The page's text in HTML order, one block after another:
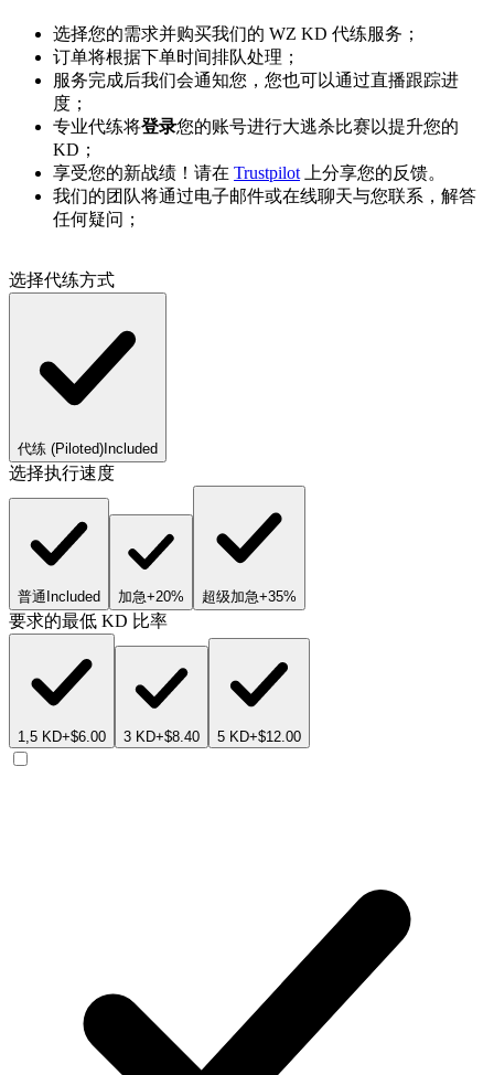
选择您的需求并购买我们的 WZ KD 代练服务；
订单将根据下单时间排队处理；
服务完成后我们会通知您，您也可以通过直播跟踪进
度；
专业代练将登录您的账号进行大逃杀比赛以提升您的
KD；
享受您的新战绩！请在 Trustpilot 上分享您的反馈。
我们的团队将通过电子邮件或在线聊天与您联系，解答
任何疑问；
选择代练方式
代练 (Piloted) Included
选择执行速度
普通 Included 加急+20% 超级加急+35%
要求的最低 KD 比率
1,5 KD+$6.00 3 KD+$8.40 5 KD+$12.00